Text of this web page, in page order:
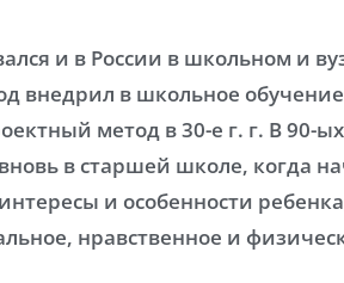
и в России в школьном и
внедрил в школьное
метод в 30-е г. г. В 90-
в старшей школе, когда
и особенности
нравственное и